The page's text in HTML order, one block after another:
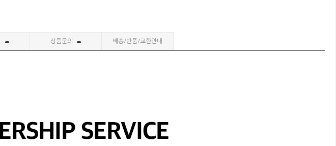
상품문의 배송/반품/교환안내